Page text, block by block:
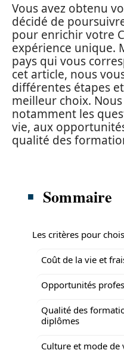
Vous avez obtenu
décidé de
pour enrichir votre
expérience unique.
pays qui vous
cet article, nous
différentes étapes
meilleur choix.
notamment les
vie, aux
qualité des
Sommaire
Les critères pour
Coût de la vie et
Opportunités
Qualité des
diplômes
Culture et mode de